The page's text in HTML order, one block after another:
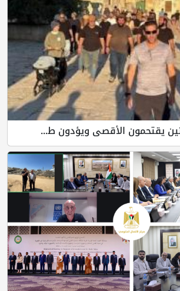
يقتحمون الأقصى ويؤدون ط...